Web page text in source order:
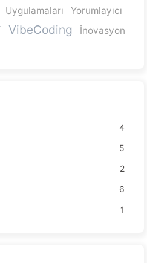
Uygulamaları
Yorumlayıcı
VibeCoding
İnovasyon
4
5
2
6
1